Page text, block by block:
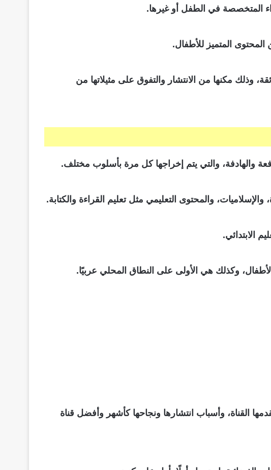
المتخصصة في الطفل أو غيرها.
المتميز للأطفال.
وذلك مكنها من الانتشار والتفوق على مثيلاتها من
والهادفة، والتي يتم إخراجها كل مرة بأسلوب مختلف.
والمحتوى التعليمي مثل تعليم القراءة والكتابة.
الابتدائي.
وكذلك هي الأولى على النطاق المحلي عربيًا.
المحتويات التي تقدمها القناة، وأسباب انتشارها ونجاحها كأشهر وأفضل قناة